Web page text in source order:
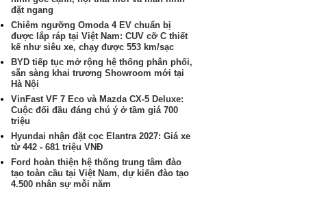
đặt ngang
Chiêm ngưỡng Omoda 4 EV chuẩn bị
được lắp ráp tại Việt Nam: CUV cỡ C thiết
kế như siêu xe, chạy được 553 km/sạc
BYD tiếp tục mở rộng hệ thống phân phối,
sẵn sàng khai trương Showroom mới tại
Hà Nội
VinFast VF 7 Eco và Mazda CX-5 Deluxe:
Cuộc đối đầu đáng chú ý ở tầm giá 700
triệu
Hyundai nhận đặt cọc Elantra 2027: Giá xe
từ 442 - 681 triệu VNĐ
Ford hoàn thiện hệ thống trung tâm đào
tạo toàn cầu tại Việt Nam, dự kiến đào tạo
4.500 nhân sự mỗi năm